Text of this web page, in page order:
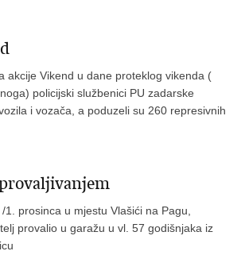
akcije Vikend u dane proteklog vikenda (
policijski službenici PU zadarske
i vozača, a poduzeli su 260 represivnih
1. prosinca u mjestu Vlašići na Pagu,
provalio u garažu u vl. 57 godišnjaka iz